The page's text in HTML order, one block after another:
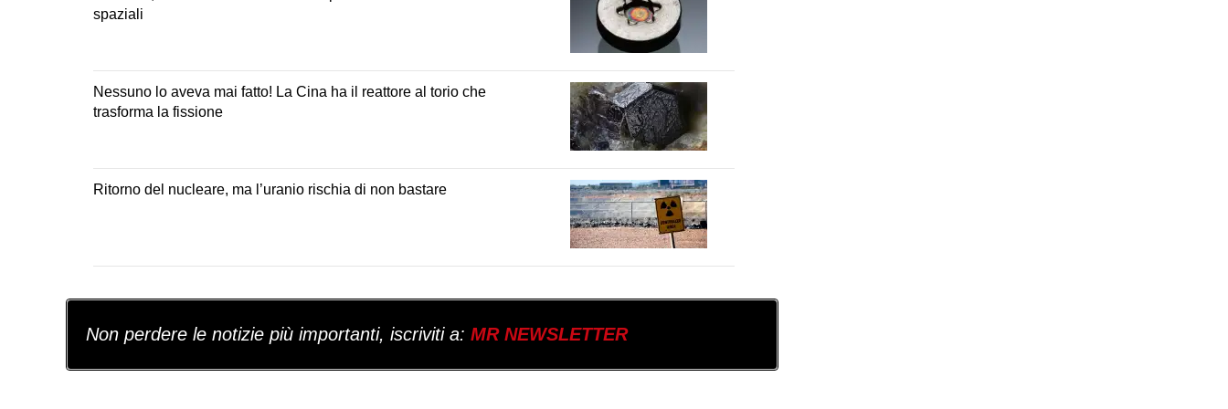
spaziali
Nessuno lo aveva mai fatto! La Cina ha il reattore al torio che
trasforma la fissione
Ritorno del nucleare, ma l’uranio rischia di non bastare
Non perdere le notizie più importanti, iscriviti a: MR NEWSLETTER